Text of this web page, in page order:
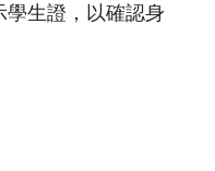
學生證，以確認身